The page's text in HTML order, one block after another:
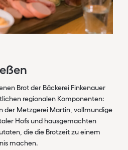
Brot der Bäckerei Finkenauer
regionalen Komponenten:
der Metzgerei Martin, vollmundige
Hofs und hausgemachten
die die Brotzeit zu einem
machen.